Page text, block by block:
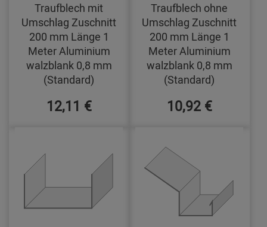
Traufblech mit
Umschlag Zuschnitt
200 mm Länge 1
Meter Aluminium
walzblank 0,8 mm
(Standard)
12,11 €
Traufblech ohne
Umschlag Zuschnitt
200 mm Länge 1
Meter Aluminium
walzblank 0,8 mm
(Standard)
10,92 €